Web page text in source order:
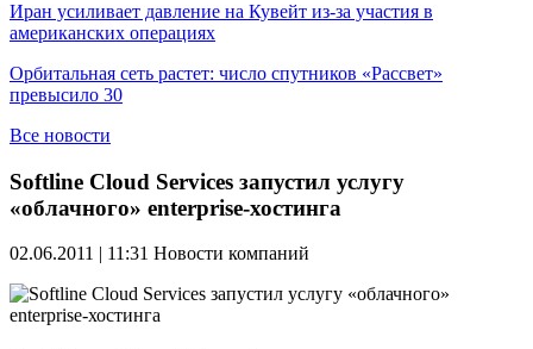
Иран усиливает давление на Кувейт из-за участия в
американских операциях
Орбитальная сеть растет: число спутников «Рассвет»
превысило 30
Все новости
Softline Cloud Services запустил услугу
«облачного» enterprise-хостинга
02.06.2011 | 11:31 Новости компаний